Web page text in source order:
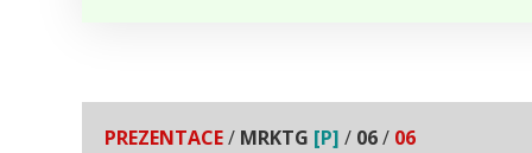
PREZENTACE/ MRKTG [P] / 06/ 06